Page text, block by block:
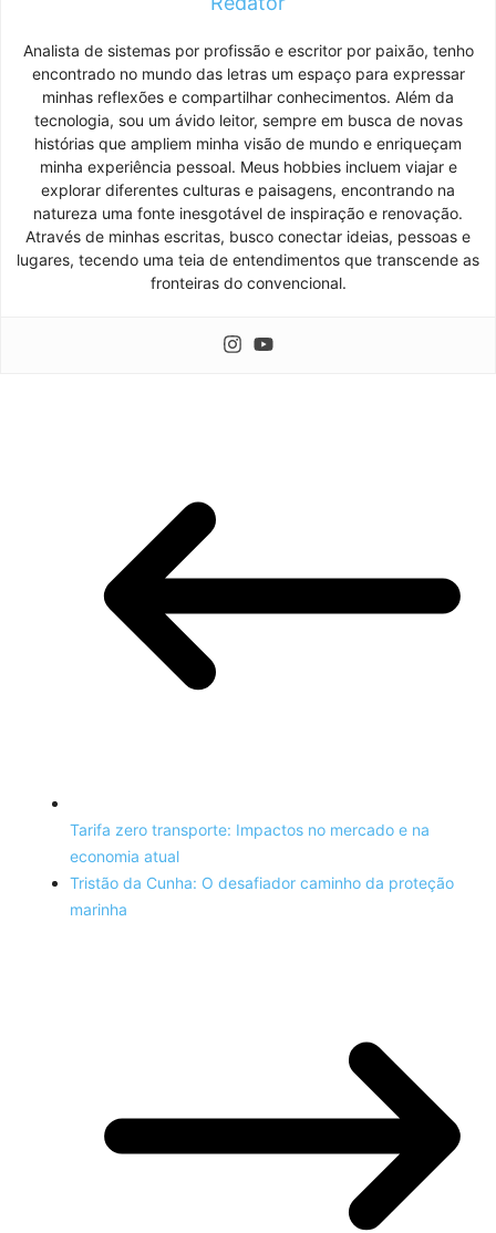
Analista de sistemas por profissão e escritor por paixão, tenho
encontrado no mundo das letras um espaço para expressar
minhas reflexões e compartilhar conhecimentos. Além da
tecnologia, sou um ávido leitor, sempre em busca de novas
histórias que ampliem minha visão de mundo e enriqueçam
minha experiência pessoal. Meus hobbies incluem viajar e
explorar diferentes culturas e paisagens, encontrando na
natureza uma fonte inesgotável de inspiração e renovação.
Através de minhas escritas, busco conectar ideias, pessoas e
lugares, tecendo uma teia de entendimentos que transcende as
fronteiras do convencional.
Tarifa zero transporte: Impactos no mercado e na
economia atual
Tristão da Cunha: O desafiador caminho da proteção
marinha